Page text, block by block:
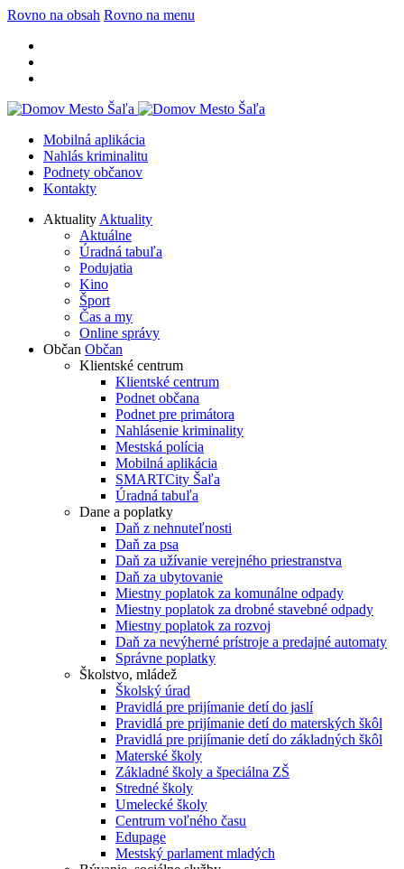
Rovno na obsah Rovno na menu
Mobilná aplikácia
Nahlás kriminalitu
Podnety občanov
Kontakty
Aktuality Aktuality
Aktuálne
Úradná tabuľa
Podujatia
Kino
Šport
Čas a my
Online správy
Občan Občan
Klientské centrum
Klientské centrum
Podnet občana
Podnet pre primátora
Nahlásenie kriminality
Mestská polícia
Mobilná aplikácia
SMARTCity Šaľa
Úradná tabuľa
Dane a poplatky
Daň z nehnuteľnosti
Daň za psa
Daň za užívanie verejného priestranstva
Daň za ubytovanie
Miestny poplatok za komunálne odpady
Miestny poplatok za drobné stavebné odpady
Miestny poplatok za rozvoj
Daň za nevýherné prístroje a predajné automaty
Správne poplatky
Školstvo, mládež
Školský úrad
Pravidlá pre prijímanie detí do jaslí
Pravidlá pre prijímanie detí do materských škôl
Pravidlá pre prijímanie detí do základných škôl
Materské školy
Základné školy a špeciálna ZŠ
Stredné školy
Umelecké školy
Centrum voľného času
Edupage
Mestský parlament mladých